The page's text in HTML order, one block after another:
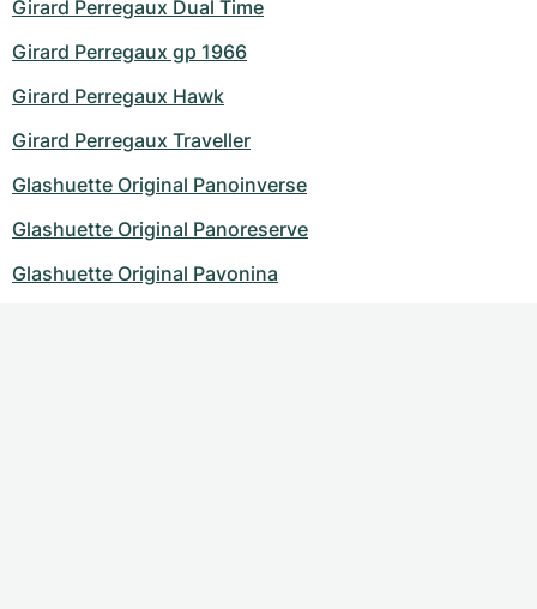
Girard Perregaux Dual Time
Girard Perregaux gp 1966
Girard Perregaux Hawk
Girard Perregaux Traveller
Glashuette Original Panoinverse
Glashuette Original Panoreserve
Glashuette Original Pavonina